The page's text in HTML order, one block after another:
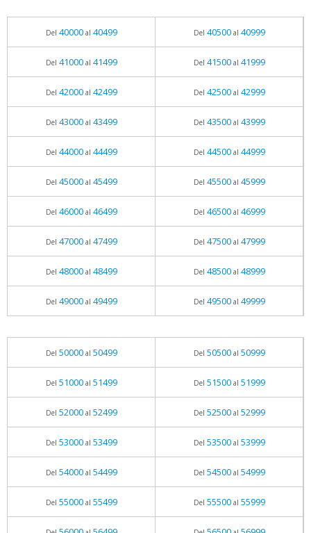
Del 40000al 40499 Del 40500al 40999
Del 41000al 41499 Del 41500al 41999
Del 42000al 42499 Del 42500al 42999
Del 43000al 43499 Del 43500al 43999
Del 44000al 44499 Del 44500al 44999
Del 45000al 45499 Del 45500al 45999
Del 46000al 46499 Del 46500al 46999
Del 47000al 47499 Del 47500al 47999
Del 48000al 48499 Del 48500al 48999
Del 49000al 49499 Del 49500al 49999
Del 50000al 50499 Del 50500al 50999
Del 51000al 51499 Del 51500al 51999
Del 52000al 52499 Del 52500al 52999
Del 53000al 53499 Del 53500al 53999
Del 54000al 54499 Del 54500al 54999
Del 55000al 55499 Del 55500al 55999